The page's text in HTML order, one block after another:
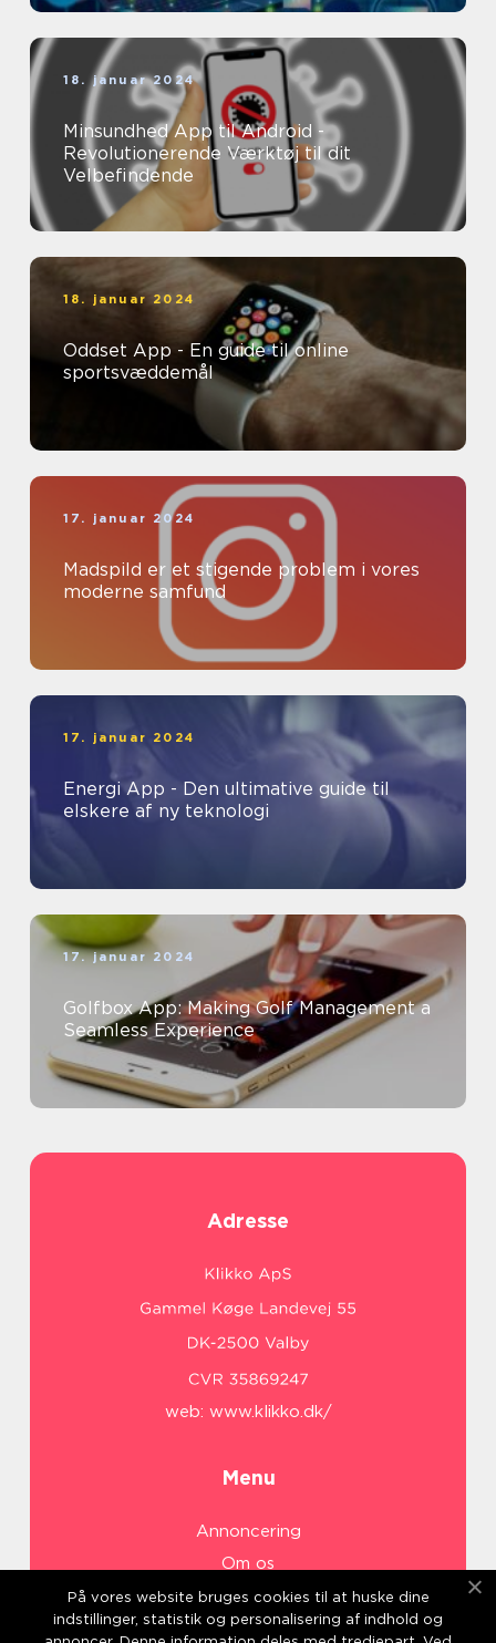
18. januar 2024
Minsundhed App til Android -
Revolutionerende Værktøj til dit
Velbefindende
18. januar 2024
Oddset App - En guide til online
sportsvæddemål
17. januar 2024
Madspild er et stigende problem i vores
moderne samfund
17. januar 2024
Energi App - Den ultimative guide til
elskere af ny teknologi
17. januar 2024
Golfbox App: Making Golf Management a
Seamless Experience
Adresse
web: www.klikko.dk/
Menu
Annoncering
Om os
Cookies
Kontakt os
På vores website bruges cookies til at huske dine
indstillinger, statistik og personalisering af indhold og